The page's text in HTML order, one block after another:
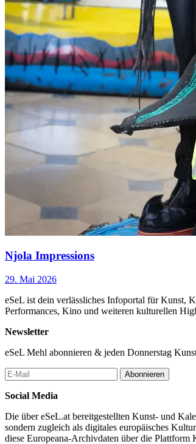
Njola Impressions
29. Mai 2026
eSeL ist dein verlässliches Infoportal für Kunst,
Performances, Kino und weiteren kulturellen
Newsletter
eSeL Mehl abonnieren & jeden Donnerstag
Abonnieren
Social Media
Die über eSeL.at bereitgestellten Kunst- und
sondern zugleich als digitales europäisches
diese Europeana-Archivdaten über die Plattform